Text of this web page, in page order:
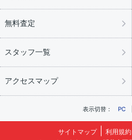
無料査定
スタッフ一覧
アクセスマップ
表示切替： PC
サイトマップ 利用規約